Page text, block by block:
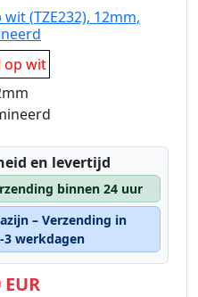
(TZE232), 12mm,
op wit
en levertijd
binnen 24 uur
– Verzending in
3 werkdagen